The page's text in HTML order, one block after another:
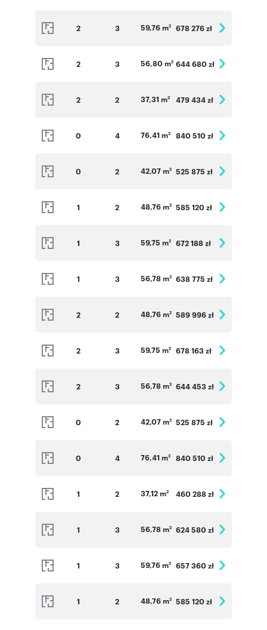
zewnętrzne przeciwsłoneczne sterowane
elektrycznie.
Informacje dodatkowe ( Szczegółowe
Miejsce postojowe w hali garażowej: 35 000 zł
Jednoślady/Pomieszczenia rowerowe: 4 000
zł/m2
2 3 59,76 m2 678 276 zł
2 3 56,80 m2 644 680 zł
2 2 37,31 m2 479 434 zł
0 4 76,41 m2 840 510 zł
0 2 42,07 m2 525 875 zł
1 2 48,76 m2 585 120 zł
1 3 59,75 m2 672 188 zł
1 3 56,78 m2 638 775 zł
2 2 48,76 m2 589 996 zł
2 3 59,75 m2 678 163 zł
2 3 56,78 m2 644 453 zł
0 2 42,07 m2 525 875 zł
0 4 76,41 m2 840 510 zł
1 2 37,12 m2 460 288 zł
1 3 56,78 m2 624 580 zł
1 3 59,76 m2 657 360 zł
1 2 48,76 m2 585 120 zł